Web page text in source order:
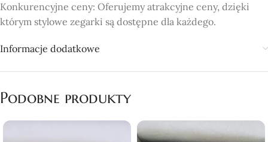
Konkurencyjne ceny: Oferujemy atrakcyjne ceny, dzięki
którym stylowe zegarki są dostępne dla każdego.
Informacje dodatkowe
Podobne produkty